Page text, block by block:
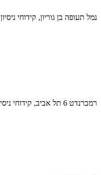
נמל תעופה בן גוריון, קידוחי ניסיון